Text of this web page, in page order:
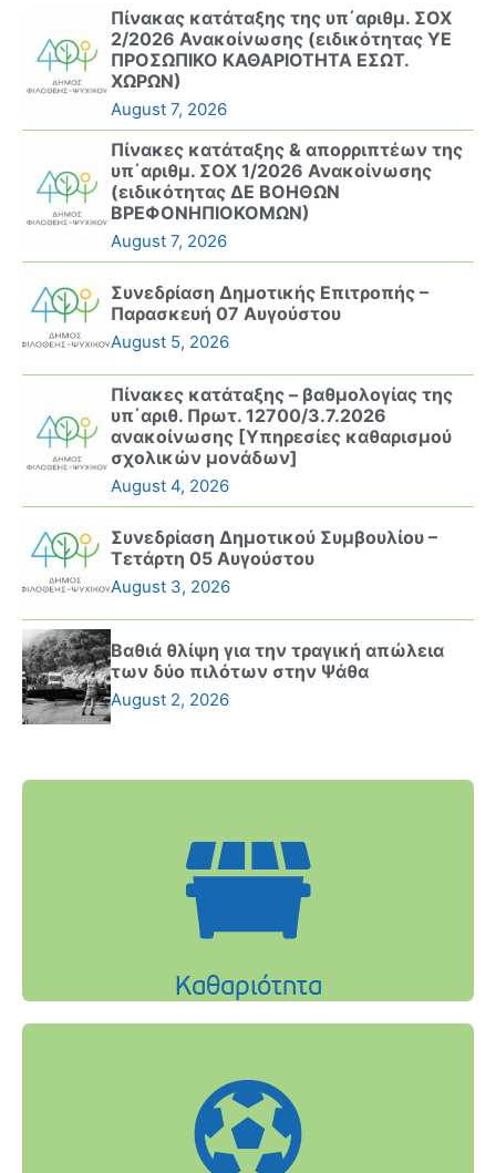
Πίνακας κατάταξης της υπ΄αριθμ. ΣΟΧ
2/2026 Ανακοίνωσης (ειδικότητας ΥΕ
ΠΡΟΣΩΠΙΚΟ ΚΑΘΑΡΙΟΤΗΤΑ ΕΣΩΤ.
ΧΩΡΩΝ)
August 7, 2026
Πίνακες κατάταξης & απορριπτέων της
υπ΄αριθμ. ΣΟΧ 1/2026 Ανακοίνωσης
(ειδικότητας ΔΕ ΒΟΗΘΩΝ
ΒΡΕΦΟΝΗΠΙΟΚΟΜΩΝ)
August 7, 2026
Συνεδρίαση Δημοτικής Επιτροπής –
Παρασκευή 07 Αυγούστου
August 5, 2026
Πίνακες κατάταξης – βαθμολογίας της
υπ΄αριθ. Πρωτ. 12700/3.7.2026
ανακοίνωσης [Υπηρεσίες καθαρισμού
σχολικών μονάδων]
August 4, 2026
Συνεδρίαση Δημοτικού Συμβουλίου –
Τετάρτη 05 Αυγούστου
August 3, 2026
Βαθιά θλίψη για την τραγική απώλεια
των δύο πιλότων στην Ψάθα
August 2, 2026